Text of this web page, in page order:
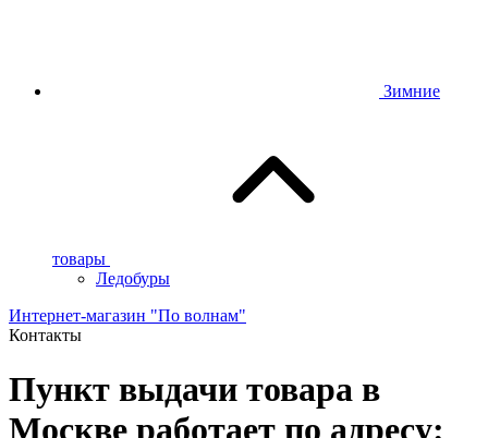
Зимние
товары
Ледобуры
Интернет-магазин "По волнам"
Контакты
Пункт выдачи товара в
Москве работает по адресу: